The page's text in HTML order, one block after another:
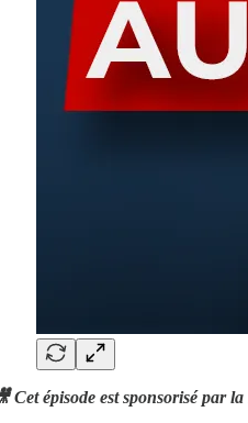
Cet épisode est sponsorisé par